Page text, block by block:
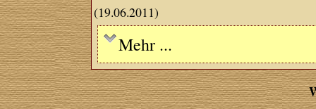
(19.06.2011)
Mehr ...